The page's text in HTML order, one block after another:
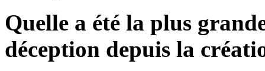
Quelle a été la plus
déception depuis la